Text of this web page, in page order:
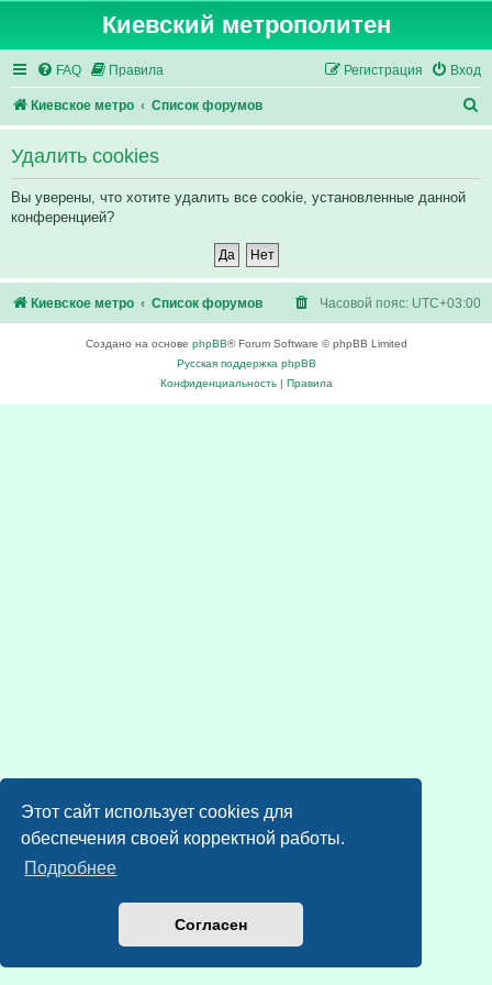
Этот сайт использует cookies для
обеспечения своей корректной работы.
Подробнее
Согласен
Киевский метрополитен
FAQ Правила Вход
Регистрация
Киевское метро Список форумов
о
Удалить cookies
Вы уверены, что хотите удалить все cookie, установленные данной
конференцией?
Киевское метро Список форумов Часовой пояс: UTC+03:00
Создано на основе phpBB® Forum Software © phpBB Limited
Русская поддержка phpBB
Конфиденциальность| Правила